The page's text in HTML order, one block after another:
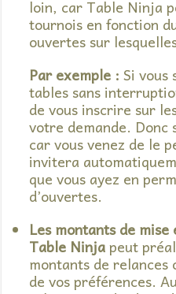
loin, car Table Ninja
tournois en fonction
ouvertes sur
Par exemple : Si vous
tables sans
de vous inscrire sur
votre demande. Donc
car vous venez de le
invitera
que vous ayez en
d’ouvertes.
Les montants de
Table Ninjapeut
montants de relances
de vos préférences.